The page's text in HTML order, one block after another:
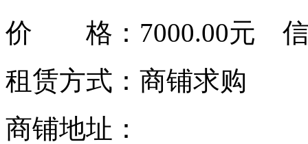
价 格： 7000.00元 信
租赁方式：商铺求购
商铺地址：